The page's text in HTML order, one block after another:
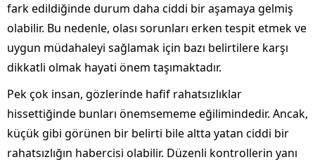
fark edildiğinde durum daha ciddi bir aşamaya gelmiş
olabilir. Bu nedenle, olası sorunları erken tespit etmek ve
uygun müdahaleyi sağlamak için bazı belirtilere karşı
dikkatli olmak hayati önem taşımaktadır.
Pek çok insan, gözlerinde hafif rahatsızlıklar
hissettiğinde bunları önemsememe eğilimindedir. Ancak,
küçük gibi görünen bir belirti bile altta yatan ciddi bir
rahatsızlığın habercisi olabilir. Düzenli kontrollerin yanı